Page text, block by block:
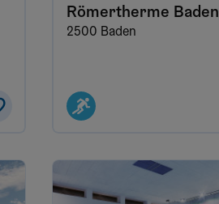
Römertherme Baden
2500 Baden